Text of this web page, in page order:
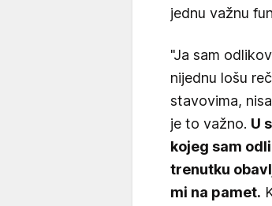
jednu važnu
"Ja sam
nijednu lošu
stavovima,
je to važno. U
kojeg sam
trenutku
mi na pamet.